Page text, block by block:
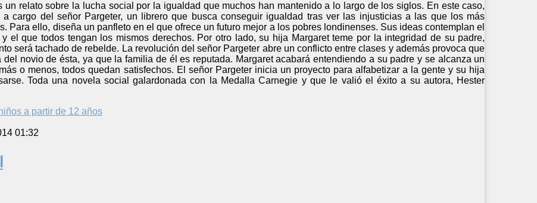
un relato sobre la lucha social por la igualdad que muchos han mantenido a lo largo de los siglos. En este caso,
a cargo del señor Pargeter, un librero que busca conseguir igualdad tras ver las injusticias a las que los más
Para ello, diseña un panfleto en el que ofrece un futuro mejor a los pobres londinenses. Sus ideas contemplan el
el que todos tengan los mismos derechos. Por otro lado, su hija Margaret teme por la integridad de su padre,
será tachado de rebelde. La revolución del señor Pargeter abre un conflicto entre clases y además provoca que
novio de ésta, ya que la familia de él es reputada. Margaret acabará entendiendo a su padre y se alcanza un
o menos, todos quedan satisfechos. El señor Pargeter inicia un proyecto para alfabetizar a la gente y su hija
Toda una novela social galardonada con la Medalla Carnegie y que le valió el éxito a su autora, Hester
a partir de 12 años
01:32